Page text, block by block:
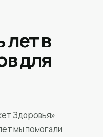
лет в
для
Здоровья»
мы помогали